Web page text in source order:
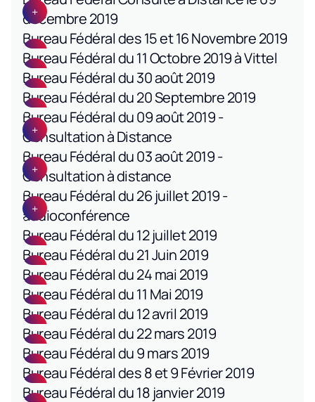
décembre 2019
Bureau Fédéral des 15 et 16 Novembre 2019
Bureau Fédéral du 11 Octobre 2019 à Vittel
Bureau Fédéral du 30 août 2019
Bureau Fédéral du 20 Septembre 2019
Bureau Fédéral du 09 août 2019 -
Consultation à Distance
Bureau Fédéral du 03 août 2019 -
Consultation à distance
Bureau Fédéral du 26 juillet 2019 -
audioconférence
Bureau Fédéral du 12 juillet 2019
Bureau Fédéral du 21 Juin 2019
Bureau Fédéral du 24 mai 2019
Bureau Fédéral du 11 Mai 2019
Bureau Fédéral du 12 avril 2019
Bureau Fédéral du 22 mars 2019
Bureau Fédéral du 9 mars 2019
Bureau Fédéral des 8 et 9 Février 2019
Bureau Fédéral du 18 janvier 2019